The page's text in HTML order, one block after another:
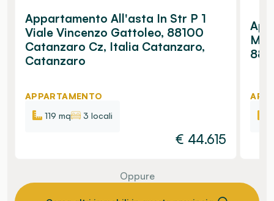
Appartamento All'asta In Str P 1
Viale Vincenzo Gattoleo, 88100
Catanzaro Cz, Italia Catanzaro,
Catanzaro
APPARTAMENTO
119 mq
3 locali
€ 44.615
Oppure